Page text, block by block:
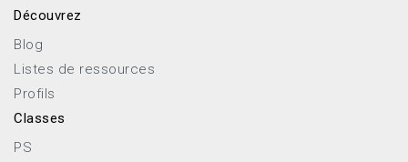
Découvrez
Blog
Listes de ressources
Profils
Classes
PS